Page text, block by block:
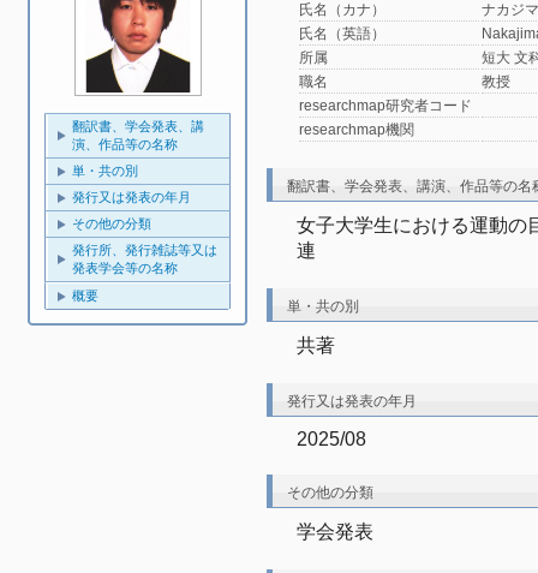
翻訳書、学会発表、講
演、作品等の名称
単・共の別
発行又は発表の年月
その他の分類
発行所、発行雑誌等又は
発表学会等の名称
概要
氏名（カナ）
ナカジ
氏名（英語）
所属
短大 文
職名
教授
researchmap研究者コード
researchmap機関
翻訳書、学会発表、講演、作品等の名
女子大学生における運動の
連
単・共の別
共著
発行又は発表の年月
2025/08
その他の分類
学会発表